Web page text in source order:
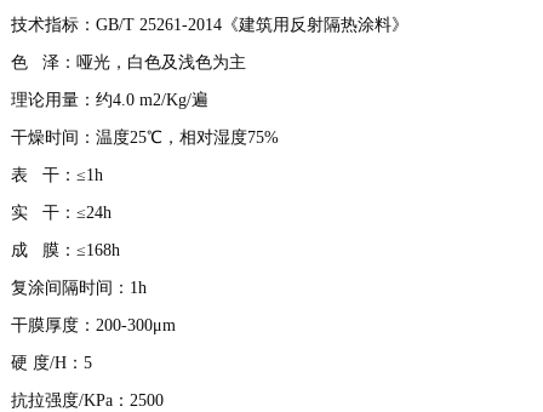
技术指标：GB/T 25261-2014《建筑用反射隔热涂料》
色 泽：哑光，白色及浅色为主
理论用量：约4.0 m2/Kg/遍
干燥时间：温度25℃，相对湿度75%
表 干：≤1h
实 干：≤24h
成 膜：≤168h
复涂间隔时间：1h
干膜厚度：200-300μm
硬 度/H：5
抗拉强度/KPa：2500